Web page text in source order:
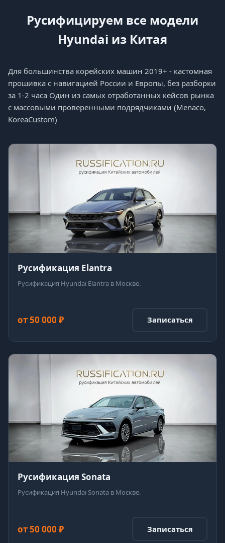
Русифицируем все модели
Hyundai из Китая
Для большинства корейских машин 2019+ - кастомная
прошивка с навигацией России и Европы, без разборки
за 1-2 часа Один из самых отработанных кейсов рынка
с массовыми проверенными подрядчиками (Menaco,
KoreaCustom)
Русификация Elantra
Русификация Hyundai Elantra в Москве.
от 50 000 ₽ Записаться
Русификация Sonata
Русификация Hyundai Sonata в Москве.
от 50 000 ₽ Записаться